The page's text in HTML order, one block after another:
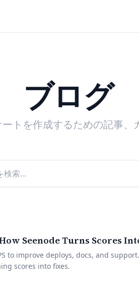
ブログ
トを作成するための記事、
Seenode Turns Scores
to improve deploys, docs, and
scores into fixes.